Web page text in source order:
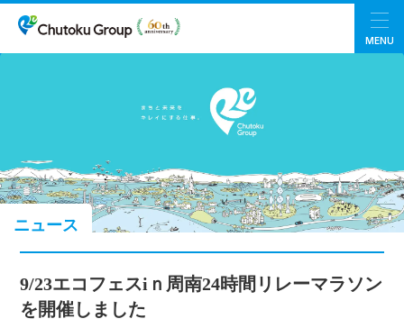
MENU
ニュース
9/23エコフェスiｎ周南24時間リレーマラソン
を開催しました